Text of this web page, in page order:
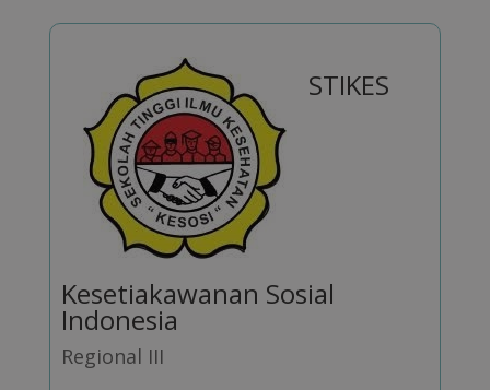
STIKES
Kesetiakawanan Sosial
Indonesia
Regional III